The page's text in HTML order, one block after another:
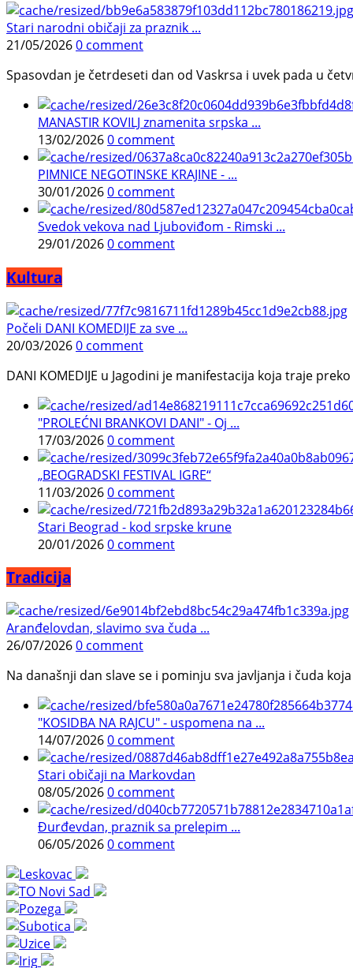
Stari narodni običaji za praznik ...
21/05/20260 comment
Spasovdan je četrdeseti dan od Vaskrsa i uvek pada u
MANASTIR KOVILJ znamenita srpska ...
13/02/20260 comment
PIMNICE NEGOTINSKE KRAJINE - ...
30/01/20260 comment
Svedok vekova nad Ljuboviđom - Rimski ...
29/01/20260 comment
Kultura
Počeli DANI KOMEDIJE za sve ...
20/03/20260 comment
DANI KOMEDIJE u Jagodini je manifestacija koja traje
"PROLEĆNI BRANKOVI DANI" - Oj ...
17/03/20260 comment
„BEOGRADSKI FESTIVAL IGRE“
11/03/20260 comment
Stari Beograd - kod srpske krune
20/01/20260 comment
Tradicija
Aranđelovdan, slavimo sva čuda ...
26/07/20260 comment
Na današnji dan slave se i pominju sva javljanja i čuda
"KOSIDBA NA RAJCU" - uspomena na ...
14/07/20260 comment
Stari običaji na Markovdan
08/05/20260 comment
Đurđevdan, praznik sa prelepim ...
06/05/20260 comment